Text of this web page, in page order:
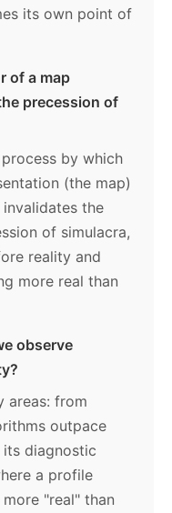
its own point of
of a map
precession of
by which
(the map)
the
of simulacra,
reality and
more real than
observe
areas: from
outpace
diagnostic
a profile
"real" than